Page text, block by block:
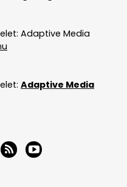
Adaptive Media
Adaptive Media